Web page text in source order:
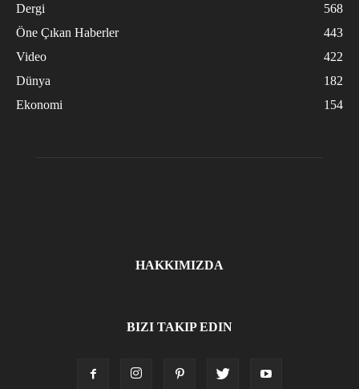
Dergi
568
Öne Çıkan Haberler
443
Video
422
Dünya
182
Ekonomi
154
HAKKIMIZDA
BIZI TAKIP EDIN